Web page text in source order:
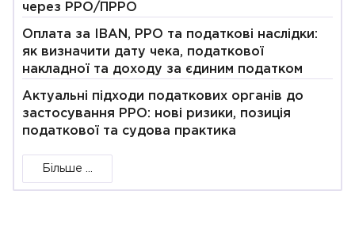
через РРО/ПРРО
Оплата за IBAN, РРО та податкові наслідки:
як визначити дату чека, податкової
накладної та доходу за єдиним податком
Актуальні підходи податкових органів до
застосування РРО: нові ризики, позиція
податкової та судова практика
Більше ...